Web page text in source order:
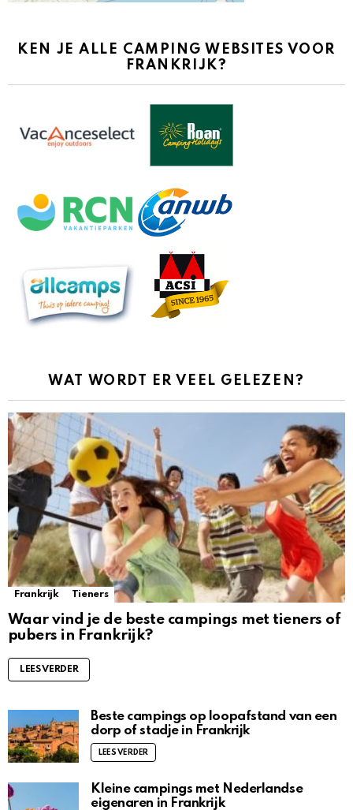
KEN JE ALLE CAMPING WEBSITES VOOR
FRANKRIJK?
WAT WORDT ER VEEL GELEZEN?
Frankrijk Tieners
Waar vind je de beste campings met tieners of
pubers in Frankrijk?
LEES VERDER
Beste campings op loopafstand van een
dorp of stadje in Frankrijk
LEES VERDER
Kleine campings met Nederlandse
eigenaren in Frankrijk